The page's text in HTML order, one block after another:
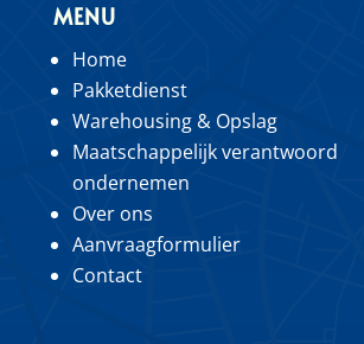
MENU
Home
Pakketdienst
Warehousing & Opslag
Maatschappelijk verantwoord
ondernemen
Over ons
Aanvraagformulier
Contact